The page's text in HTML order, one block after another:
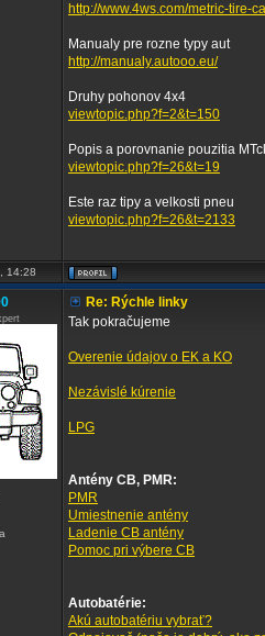
http://www.4ws.com/metric-tire-
Manualy pre rozne typy aut
http://manualy.autooo.eu/
Druhy pohonov 4x4
viewtopic.php?f=2&t=150
Popis a porovnanie pouzitia
viewtopic.php?f=26&t=19
Este raz tipy a velkosti pneu
viewtopic.php?f=26&t=2133
14:28
Re: Rýchle linky
Tak pokračujeme
Overenie údajov o EK a KO
Nezávislé kúrenie
LPG
Antény CB, PMR:
PMR
Umiestnenie antény
Ladenie CB antény
Pomoc pri výbere CB
Autobatérie:
Akú autobatériu vybrať?